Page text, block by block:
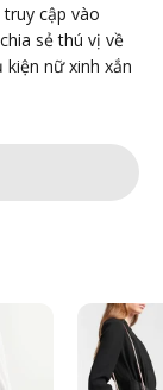
cập vào
sẻ thú vị về
nữ xinh xắn